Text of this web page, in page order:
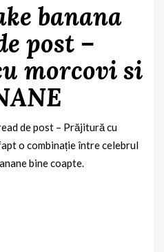
banana
post –
morcovi si
de post – Prăjitură cu
o combinație între celebrul
bine coapte.